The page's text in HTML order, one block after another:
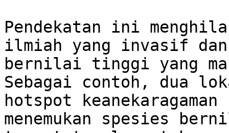
Pendekatan ini
ilmiah yang invasif dan
bernilai tinggi yang
Sebagai contoh, dua
hotspot
menemukan spesies